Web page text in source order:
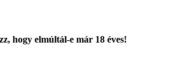
hogy elmúltál-e már 18 éves!